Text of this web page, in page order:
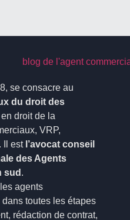
se consacre au
du droit des
droit de la
VRP,
Il est l’avocat conseil
des Agents
sud .
agents
toutes les étapes
rédaction de contrat,